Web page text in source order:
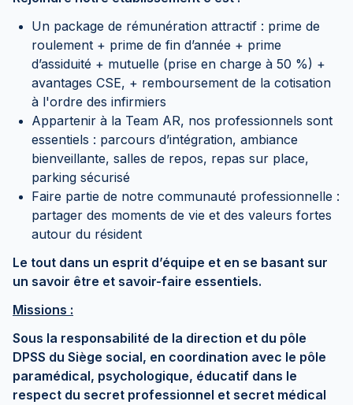
Un package de rémunération attractif : prime de
roulement + prime de fin d’année + prime
d’assiduité + mutuelle (prise en charge à 50 %) +
avantages CSE, + remboursement de la cotisation
à l'ordre des infirmiers
Appartenir à la Team AR, nos professionnels sont
essentiels : parcours d’intégration, ambiance
bienveillante, salles de repos, repas sur place,
parking sécurisé
Faire partie de notre communauté professionnelle :
partager des moments de vie et des valeurs fortes
autour du résident
Le tout dans un esprit d’équipe et en se basant sur
un savoir être et savoir-faire essentiels.
Missions :
Sous la responsabilité de la direction et du pôle
DPSS du Siège social, en coordination avec le pôle
paramédical, psychologique, éducatif dans le
respect du secret professionnel et secret médical